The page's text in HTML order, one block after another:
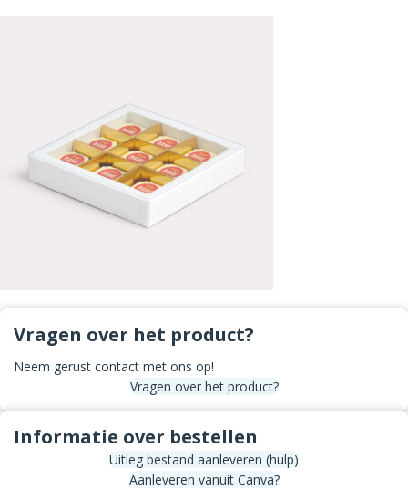
Vragen over het product?
Neem gerust contact met ons op!
Vragen over het product?
Informatie over bestellen
Uitleg bestand aanleveren (hulp)
Aanleveren vanuit Canva?